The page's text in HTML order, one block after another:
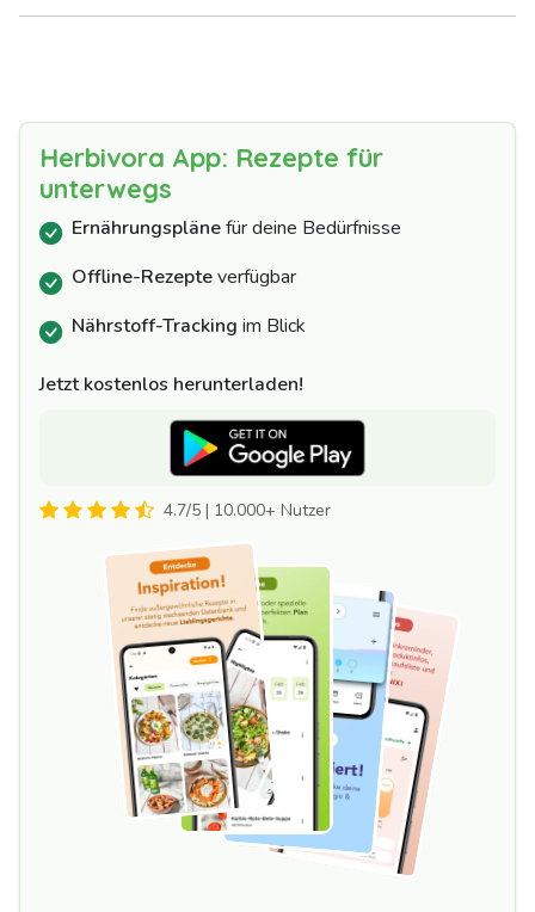
Herbivora App: Rezepte für
unterwegs
Ernährungsplänefür deine Bedürfnisse
Offline-Rezepteverfügbar
Nährstoff-Tracking im Blick
Jetzt kostenlos herunterladen!
4.7/5 | 10.000+ Nutzer